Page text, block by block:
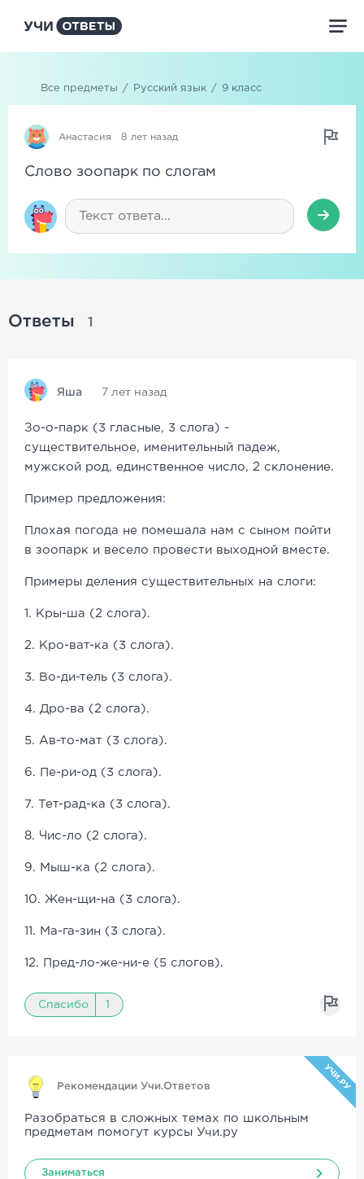
Все предметы / Русский язык / 9 класс
Анастасия 8 лет назад
Слово зоопарк по слогам
Ответы 1
Яша 7 лет назад
Зо-о-парк (3 гласные, 3 слога) -
существительное, именительный падеж,
мужской род, единственное число, 2 склонение.
Пример предложения:
Плохая погода не помешала нам с сыном пойти
в зоопарк и весело провести выходной вместе.
Примеры деления существительных на слоги:
1. Кры-ша (2 слога).
2. Кро-ват-ка (3 слога).
3. Во-ди-тель (3 слога).
4. Дро-ва (2 слога).
5. Ав-то-мат (3 слога).
6. Пе-ри-од (3 слога).
7. Тет-рад-ка (3 слога).
8. Чис-ло (2 слога).
9. Мыш-ка (2 слога).
10. Жен-щи-на (3 слога).
11. Ма-га-зин (3 слога).
12. Пред-ло-же-ни-е (5 слогов).
Спасибо 1
Рекомендации Учи.Ответов УЧИ.РУ
Разобраться в сложных темах по школьным
предметам помогут курсы Учи.ру
Заниматься